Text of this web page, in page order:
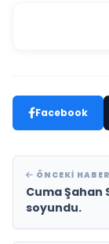
Facebook
ÖNCEKI HABER
Cuma Şahan
soyundu.